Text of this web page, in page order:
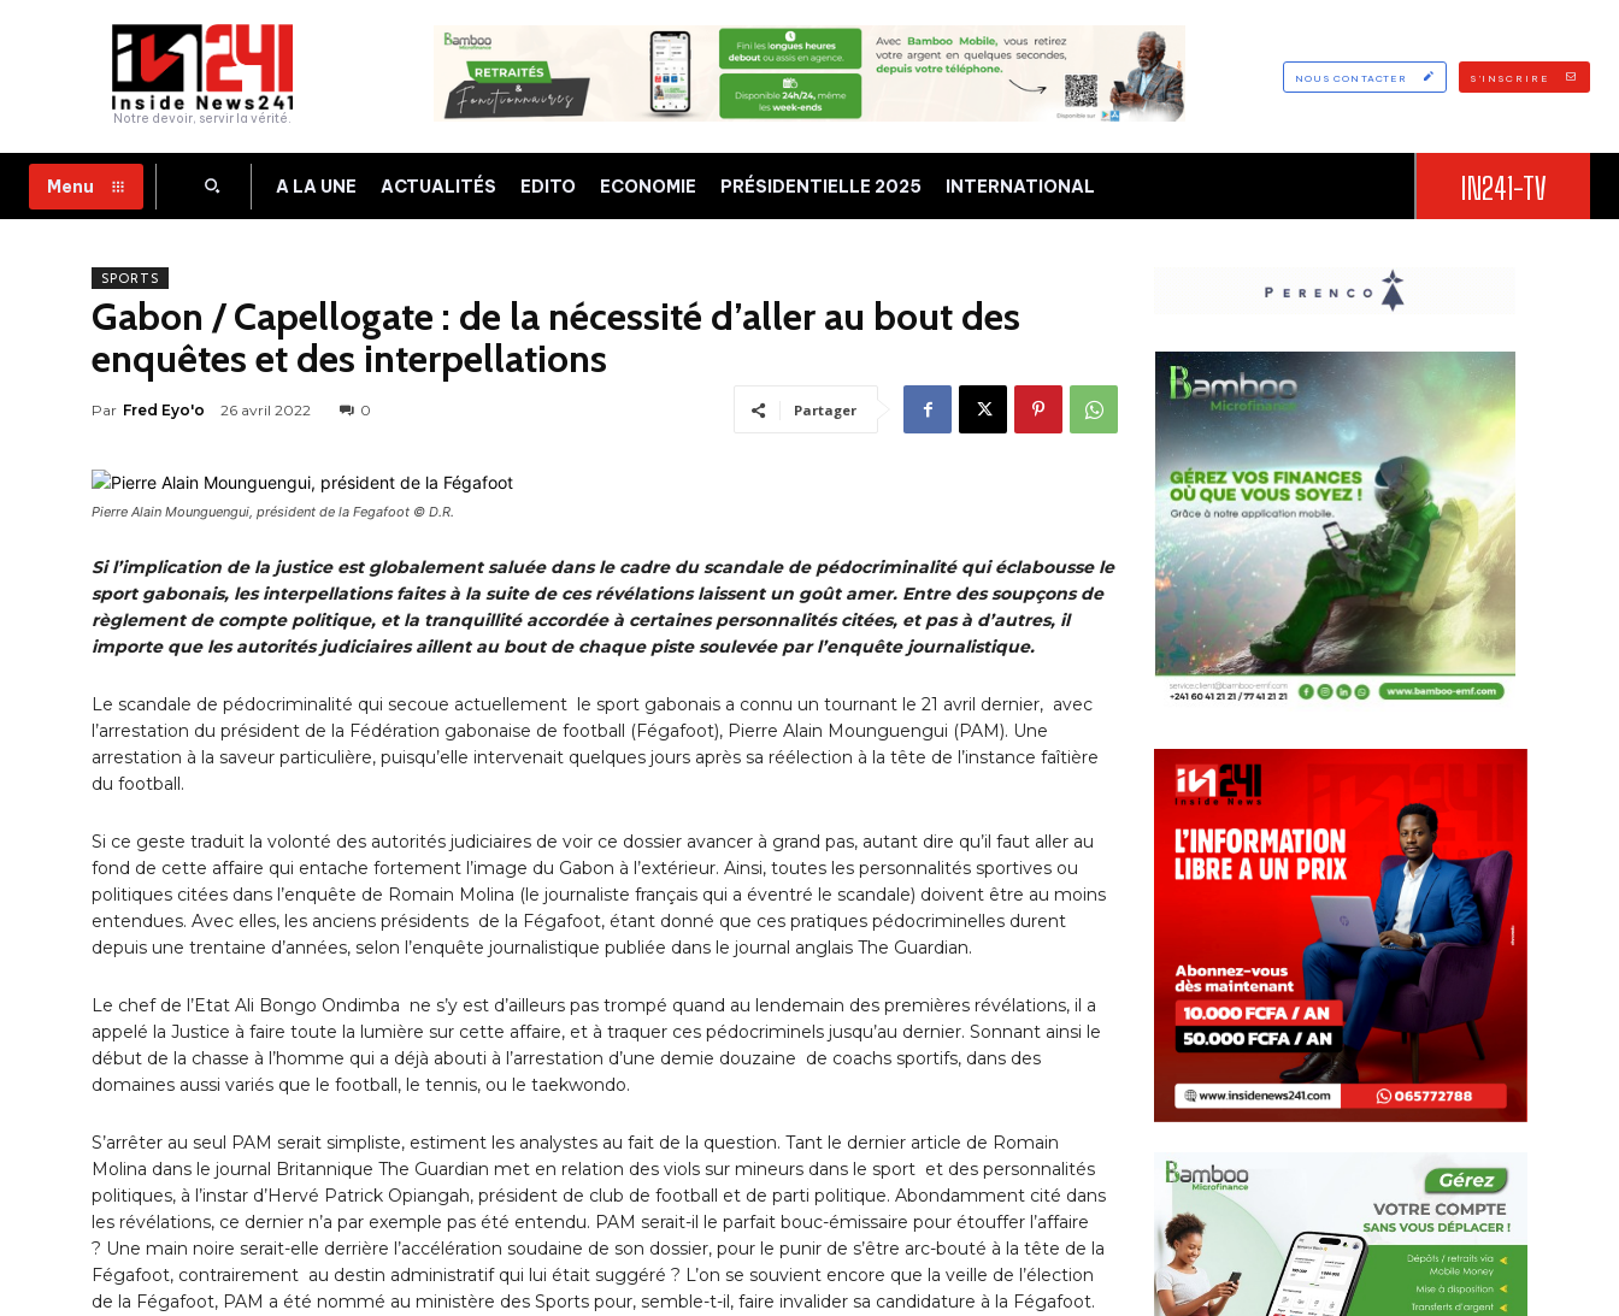
Notre devoir, servir la vérité.
NOUS CONTACTER S'INSCRIRE
Menu A LA UNE ACTUALITÉS EDITO ECONOMIE PRÉSIDENTIELLE 2025 INTERNATIONAL IN241-TV
SPORTS
Gabon / Capellogate : de la nécessité d’aller au bout des
enquêtes et des interpellations
Par Fred Eyo'o 26 avril 2022 0 Partager
Pierre Alain Mounguengui, président de la Fegafoot © D.R.
Si l’implication de la justice est globalement saluée dans le cadre du scandale de pédocriminalité qui éclabousse le
sport gabonais, les interpellations faites à la suite de ces révélations laissent un goût amer. Entre des soupçons de
règlement de compte politique, et la tranquillité accordée à certaines personnalités citées, et pas à d’autres, il
importe que les autorités judiciaires aillent au bout de chaque piste soulevée par l’enquête journalistique.
Le scandale de pédocriminalité qui secoue actuellement le sport gabonais a connu un tournant le 21 avril dernier, avec
l’arrestation du président de la Fédération gabonaise de football (Fégafoot), Pierre Alain Mounguengui (PAM). Une
arrestation à la saveur particulière, puisqu’elle intervenait quelques jours après sa réélection à la tête de l’instance faîtière
du football.
Si ce geste traduit la volonté des autorités judiciaires de voir ce dossier avancer à grand pas, autant dire qu’il faut aller au
fond de cette affaire qui entache fortement l’image du Gabon à l’extérieur. Ainsi, toutes les personnalités sportives ou
politiques citées dans l’enquête de Romain Molina (le journaliste français qui a éventré le scandale) doivent être au moins
entendues. Avec elles, les anciens présidents de la Fégafoot, étant donné que ces pratiques pédocriminelles durent
depuis une trentaine d’années, selon l’enquête journalistique publiée dans le journal anglais The Guardian.
Le chef de l’Etat Ali Bongo Ondimba ne s’y est d’ailleurs pas trompé quand au lendemain des premières révélations, il a
appelé la Justice à faire toute la lumière sur cette affaire, et à traquer ces pédocriminels jusqu’au dernier. Sonnant ainsi le
début de la chasse à l’homme qui a déjà abouti à l’arrestation d’une demie douzaine de coachs sportifs, dans des
domaines aussi variés que le football, le tennis, ou le taekwondo.
S’arrêter au seul PAM serait simpliste, estiment les analystes au fait de la question. Tant le dernier article de Romain
Molina dans le journal Britannique The Guardian met en relation des viols sur mineurs dans le sport et des personnalités
politiques, à l’instar d’Hervé Patrick Opiangah, président de club de football et de parti politique. Abondamment cité dans
les révélations, ce dernier n’a par exemple pas été entendu. PAM serait-il le parfait bouc-émissaire pour étouffer l’affaire
? Une main noire serait-elle derrière l’accélération soudaine de son dossier, pour le punir de s’être arc-bouté à la tête de la
Fégafoot, contrairement au destin administratif qui lui était suggéré ? L’on se souvient encore que la veille de l’élection
de la Fégafoot, PAM a été nommé au ministère des Sports pour, semble-t-il, faire invalider sa candidature à la Fégafoot.